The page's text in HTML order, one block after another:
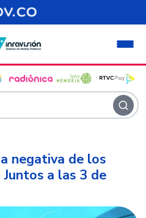
negativa de los
a las 3 de